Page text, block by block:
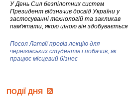
У День Сил безпілотних систем
Президент відзначив досвід України у
застосуванні технологій та закликав
пам'ятати, якою ціною він здобувається
Посол Латвії провів лекцію для
чернігівських студентів і побачив, як
працює місцевий бізнес
колекцію про війну, емоції та тварин
ПОДІЇ ДНЯ